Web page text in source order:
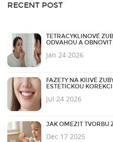
RECENT POST
TETRACYKLINOVÉ
ODVAHOU A
Jan 24 2026
FAZETY NA KŘIVÉ
ESTETICKOU KOREKCI
Jul 24 2026
JAK OMEZIT TVORBU
Dec 17 2025